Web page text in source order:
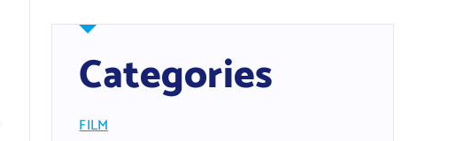
Categories
FILM